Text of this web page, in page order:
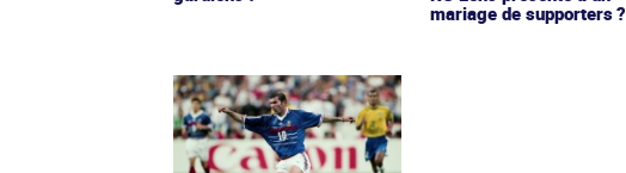
mariage de supporters ?